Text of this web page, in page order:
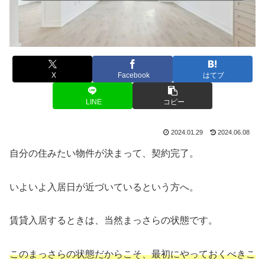
X Facebook はてブ
LINE コピー
2024.01.29 2024.06.08
自分の住みたい物件が決まって、契約完了。
いよいよ入居日が近づいているという方へ。
賃貸入居するときは、当然まっさらの状態です。
このまっさらの状態だからこそ、最初にやっておくべきこ